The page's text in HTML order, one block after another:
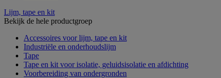
Lijm, tape en kit
Bekijk de hele productgroep
Accessoires voor lijm, tape en kit
Industriële en onderhoudslijm
Tape
Tape en kit voor isolatie, geluidsisolatie en afdichting
Voorbereiding van ondergronden